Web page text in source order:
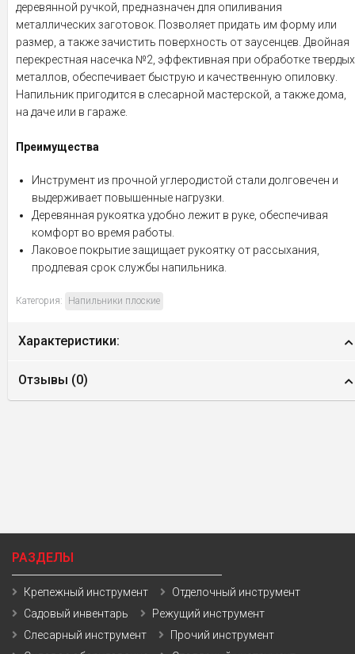
деревянной ручкой, предназначен для опиливания
металлических заготовок. Позволяет придать им форму или
размер, а также зачистить поверхность от заусенцев. Двойная
перекрестная насечка №2, эффективная при обработке твердых
металлов, обеспечивает быструю и качественную опиловку.
Напильник пригодится в слесарной мастерской, а также дома,
на даче или в гараже.
Преимущества
Инструмент из прочной углеродистой стали долговечен и
выдерживает повышенные нагрузки.
Деревянная рукоятка удобно лежит в руке, обеспечивая
комфорт во время работы.
Лаковое покрытие защищает рукоятку от рассыхания,
продлевая срок службы напильника.
Категория: Напильники плоские
Характеристики:
Отзывы (0)
РАЗДЕЛЫ
Крепежный инструмент
Отделочный инструмент
Садовый инвентарь
Режущий инструмент
Слесарный инструмент
Прочий инструмент